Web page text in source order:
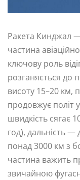
Ракета Кинджал
частина
ключову роль
розганяється до
висоту 15–20 км,
продовжує політ
швидкість сягає
год), дальність —
понад 3000 км з
частина важить
звичайною